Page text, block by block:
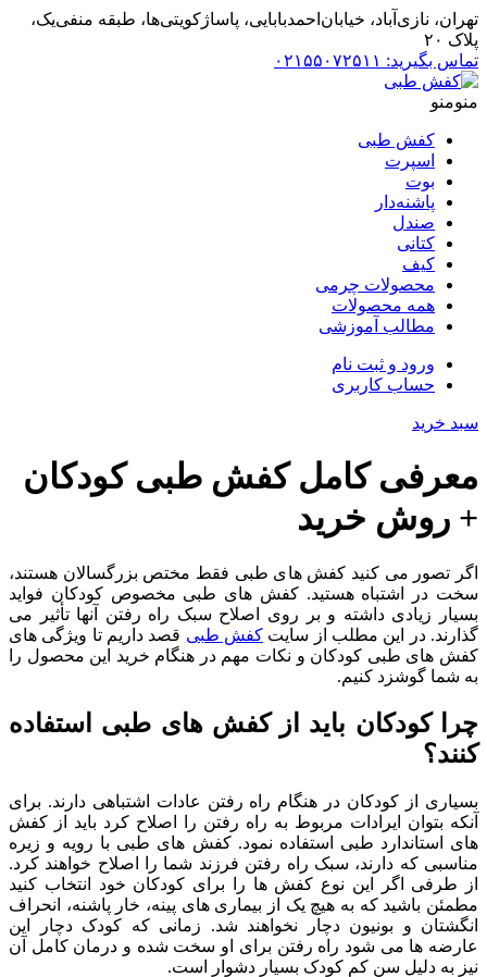
تهران، نازی‌آباد، خیابان‌احمد‌بابایی، پاساژ‌کویتی‌ها، طبقه منفی‌یک،
پلاک ۲۰
تماس بگیرید: ۰۲۱۵۵۰۷۲۵۱۱
منومنو
کفش طبی
اسپرت
بوت
پاشنه‌دار
صندل
کتانی
کیف
محصولات چرمی
همه محصولات
مطالب آموزشی
ورود و ثبت نام
حساب کاربری
سبد خرید
معرفی کامل کفش طبی کودکان
+ روش خرید
اگر تصور می کنید کفش های طبی فقط مختص بزرگسالان هستند،
سخت در اشتباه هستید. کفش های طبی مخصوص کودکان فواید
بسیار زیادی داشته و بر روی اصلاح سبک راه رفتن آنها تأثیر می
گذارند. در این مطلب از سایت کفش طبی قصد داریم تا ویژگی های
کفش های طبی کودکان و نکات مهم در هنگام خرید این محصول را
به شما گوشزد کنیم.
چرا کودکان باید از کفش های طبی استفاده
کنند؟
بسیاری از کودکان در هنگام راه رفتن عادات اشتباهی دارند. برای
آنکه بتوان ایرادات مربوط به راه رفتن را اصلاح کرد باید از کفش
های استاندارد طبی استفاده نمود. کفش های طبی با رویه و زیره
مناسبی که دارند، سبک راه رفتن فرزند شما را اصلاح خواهند کرد.
از طرفی اگر این نوع کفش ها را برای کودکان خود انتخاب کنید
مطمئن باشید که به هیچ یک از بیماری های پینه، خار پاشنه، انحراف
انگشتان و بونیون دچار نخواهند شد. زمانی که کودک دچار این
عارضه ها می شود راه رفتن برای او سخت شده و درمان کامل آن
نیز به دلیل سن کم کودک بسیار دشوار است.